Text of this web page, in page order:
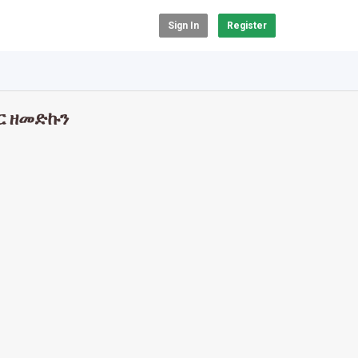
Sign In Register
ዘመድኩን